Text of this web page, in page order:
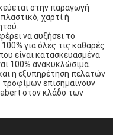
στην παραγωγή
χαρτί ή
να αυξήσει το
για όλες τις καθαρές
είναι κατασκευασμένα
100% ανακυκλώσιμα.
η εξυπηρέτηση πελατών
τροφίμων επισημαίνουν
στον κλάδο των